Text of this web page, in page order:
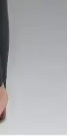
Geçirmez
Kış Dış
şık tasarım ve
ideal koruma
Thermoform
özellikleriyle